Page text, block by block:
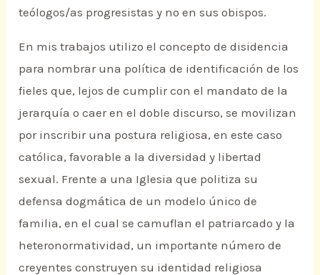
teólogos/as progresistas y no en sus obispos.
En mis trabajos utilizo el concepto de disidencia
para nombrar una política de identificación de los
fieles que, lejos de cumplir con el mandato de la
jerarquía o caer en el doble discurso, se movilizan
por inscribir una postura religiosa, en este caso
católica, favorable a la diversidad y libertad
sexual. Frente a una Iglesia que politiza su
defensa dogmática de un modelo único de
familia, en el cual se camuflan el patriarcado y la
heteronormatividad, un importante número de
creyentes construyen su identidad religiosa